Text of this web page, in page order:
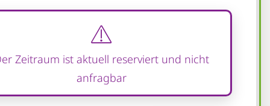
Zeitraum ist aktuell reserviert und nicht
anfragbar